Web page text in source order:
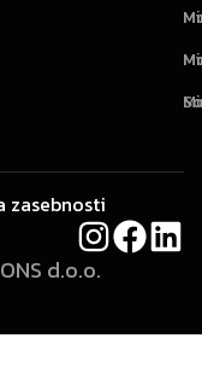
d.o.o.
zasebnosti